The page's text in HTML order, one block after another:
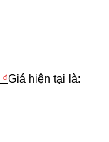
₫Giá hiện tại là: